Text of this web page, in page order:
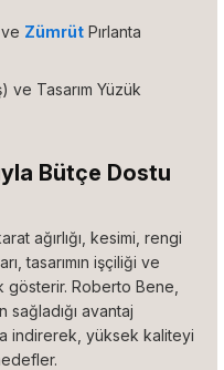
ve Zümrüt Pırlanta
ve Tasarım Yüzük
Bütçe Dostu
ağırlığı, kesimi, rengi
tasarımın işçiliği ve
Roberto Bene,
sağladığı avantaj
indirerek, yüksek kaliteyi